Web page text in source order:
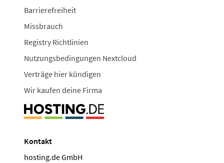
Barrierefreiheit
Missbrauch
Registry Richtlinien
Nutzungsbedingungen Nextcloud
Verträge hier kündigen
Wir kaufen deine Firma
Kontakt
hosting.de GmbH